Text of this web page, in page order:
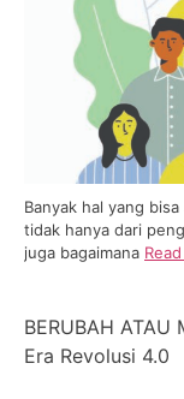
Banyak hal yang
tidak hanya dari
juga bagaimana
BERUBAH
Era Revolusi 4.0